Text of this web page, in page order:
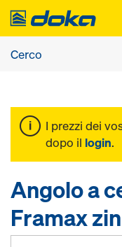
I prezzi dei
dopo il login.
Angolo a
Framax